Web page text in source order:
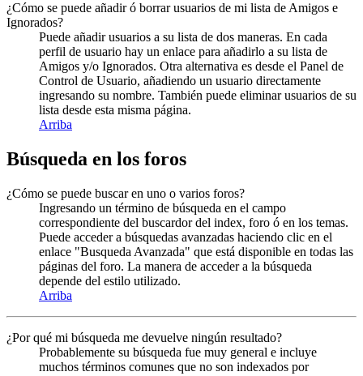
¿Cómo se puede añadir ó borrar usuarios de mi lista de Amigos e
Ignorados?
Puede añadir usuarios a su lista de dos maneras. En cada
perfil de usuario hay un enlace para añadirlo a su lista de
Amigos y/o Ignorados. Otra alternativa es desde el Panel de
Control de Usuario, añadiendo un usuario directamente
ingresando su nombre. También puede eliminar usuarios de su
lista desde esta misma página.
Arriba
Búsqueda en los foros
¿Cómo se puede buscar en uno o varios foros?
Ingresando un término de búsqueda en el campo
correspondiente del buscardor del index, foro ó en los temas.
Puede acceder a búsquedas avanzadas haciendo clic en el
enlace "Busqueda Avanzada" que está disponible en todas las
páginas del foro. La manera de acceder a la búsqueda
depende del estilo utilizado.
Arriba
¿Por qué mi búsqueda me devuelve ningún resultado?
Probablemente su búsqueda fue muy general e incluye
muchos términos comunes que no son indexados por